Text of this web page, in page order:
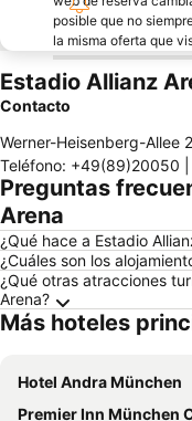
posible que no
la misma oferta que
Estadio Allianz
Contacto
Werner-Heisenberg-Allee
Teléfono: +49(89)20050
Preguntas
Arena
¿Qué hace a Estadio
¿Cuáles son los
¿Qué otras atracciones
Arena?
Más hoteles
Hotel Andra München
Premier Inn München City